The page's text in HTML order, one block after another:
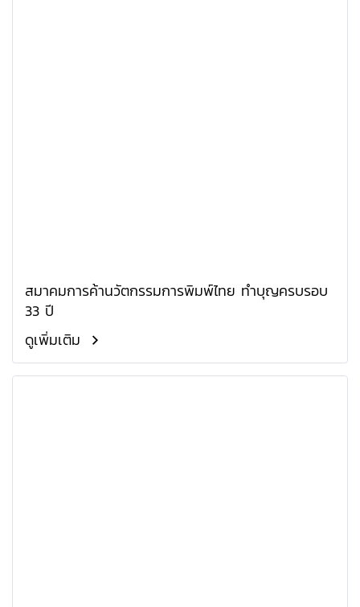
สมาคมการค้านวัตกรรมการพิมพ์ไทย ทำบุญครบรอบ
33 ปี
ดูเพิ่มเติม